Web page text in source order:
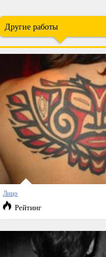
Другие работы
Лицо
Рейтинг